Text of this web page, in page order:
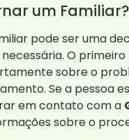
um Familiar?
pode ser uma
O primeiro
sobre o
Se a pessoa
em contato com a
sobre o